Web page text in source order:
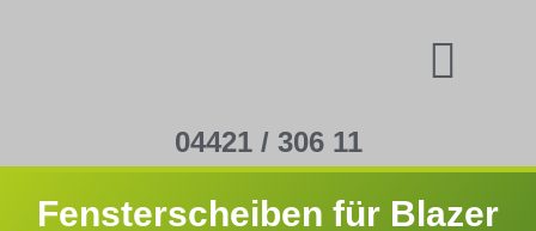
04421 / 306 11
Fensterscheiben für Blazer